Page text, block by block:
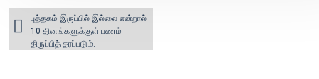
புத்தகம் இருப்பில் இல்லை என்றால்
10 தினங்களுக்குள் பணம்
திருப்பித் தரப்படும்.